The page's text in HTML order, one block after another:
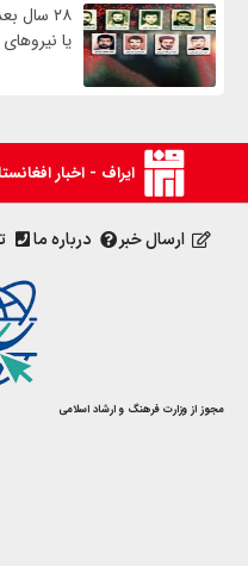
۲۸ سال
یا
ایراف - اخبار
ارسال خبر درباره ما
مجوز از وزارت فرهنگ و ارشاد اسلامی